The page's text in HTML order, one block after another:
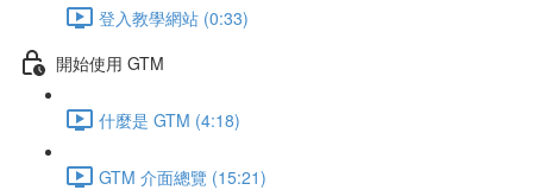
登入教學網站 (0:33)
開始使用 GTM
什麼是 GTM (4:18)
GTM 介面總覽 (15:21)